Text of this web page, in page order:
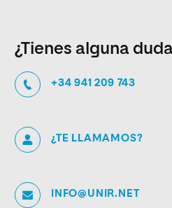
¿Tienes alguna
+34 941 209 743
¿TE LLAMAMOS?
INFO@UNIR.NET